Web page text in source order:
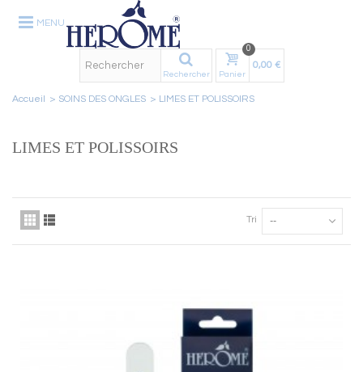
MENU
Rechercher Panier
0
0,00 €
Accueil > SOINS DES ONGLES > LIMES ET POLISSOIRS
LIMES ET POLISSOIRS
Tri --